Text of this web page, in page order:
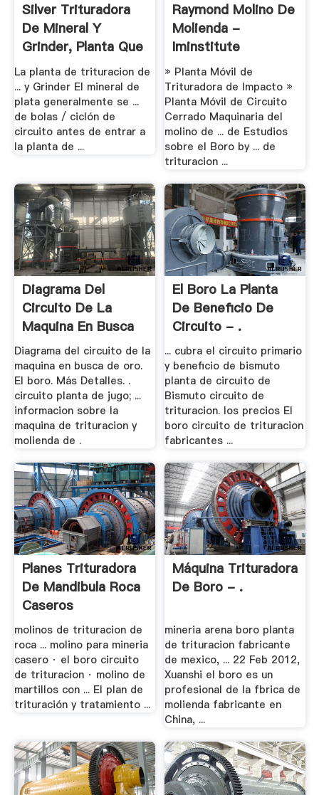
Silver Trituradora
De Mineral Y
Grinder, Planta Que
.
La planta de trituracion de
... y Grinder El mineral de
plata generalmente se ...
de bolas / ciclón de
circuito antes de entrar a
la planta de ...
Raymond Molino De
Molienda -
Iminstitute
» Planta Móvil de
Trituradora de Impacto »
Planta Móvil de Circuito
Cerrado Maquinaria del
molino de ... de Estudios
sobre el Boro by ... de
trituracion ...
Diagrama Del
Circuito De La
Maquina En Busca
De .
Diagrama del circuito de la
maquina en busca de oro.
El boro. Más Detalles. .
circuito planta de jugo; ...
informacion sobre la
maquina de trituracion y
molienda de .
El Boro La Planta
De Beneficio De
Circuito - .
... cubra el circuito primario
y beneficio de bismuto
planta de circuito de
Bismuto circuito de
trituracion. los precios El
boro circuito de trituracion
fabricantes ...
Planes Trituradora
De Mandibula Roca
Caseros
molinos de trituracion de
roca ... molino para mineria
casero · el boro circuito
de trituracion · molino de
martillos con ... El plan de
trituración y tratamiento ...
Máquina Trituradora
De Boro - .
mineria arena boro planta
de trituracion fabricante
de mexico, ... 22 Feb 2012,
Xuanshi el boro es un
profesional de la fbrica de
molienda fabricante en
China, ...